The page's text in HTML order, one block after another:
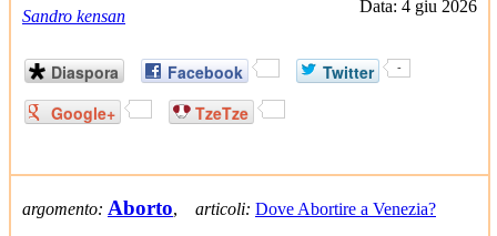
Sandro kensan
Data: 4 giu 2026
Diaspora Facebook Twitter -
Google+ TzeTze
argomento: Aborto, articoli: Dove Abortire a Venezia?